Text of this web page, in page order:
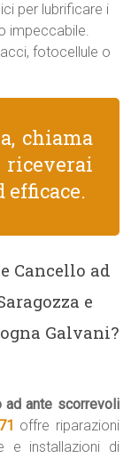
per lubrificare i
impeccabile.
fotocellule o
chiama
efficace.
Cancello ad
e
Galvani?
ad ante scorrevoli
offre riparazioni
e installazioni di